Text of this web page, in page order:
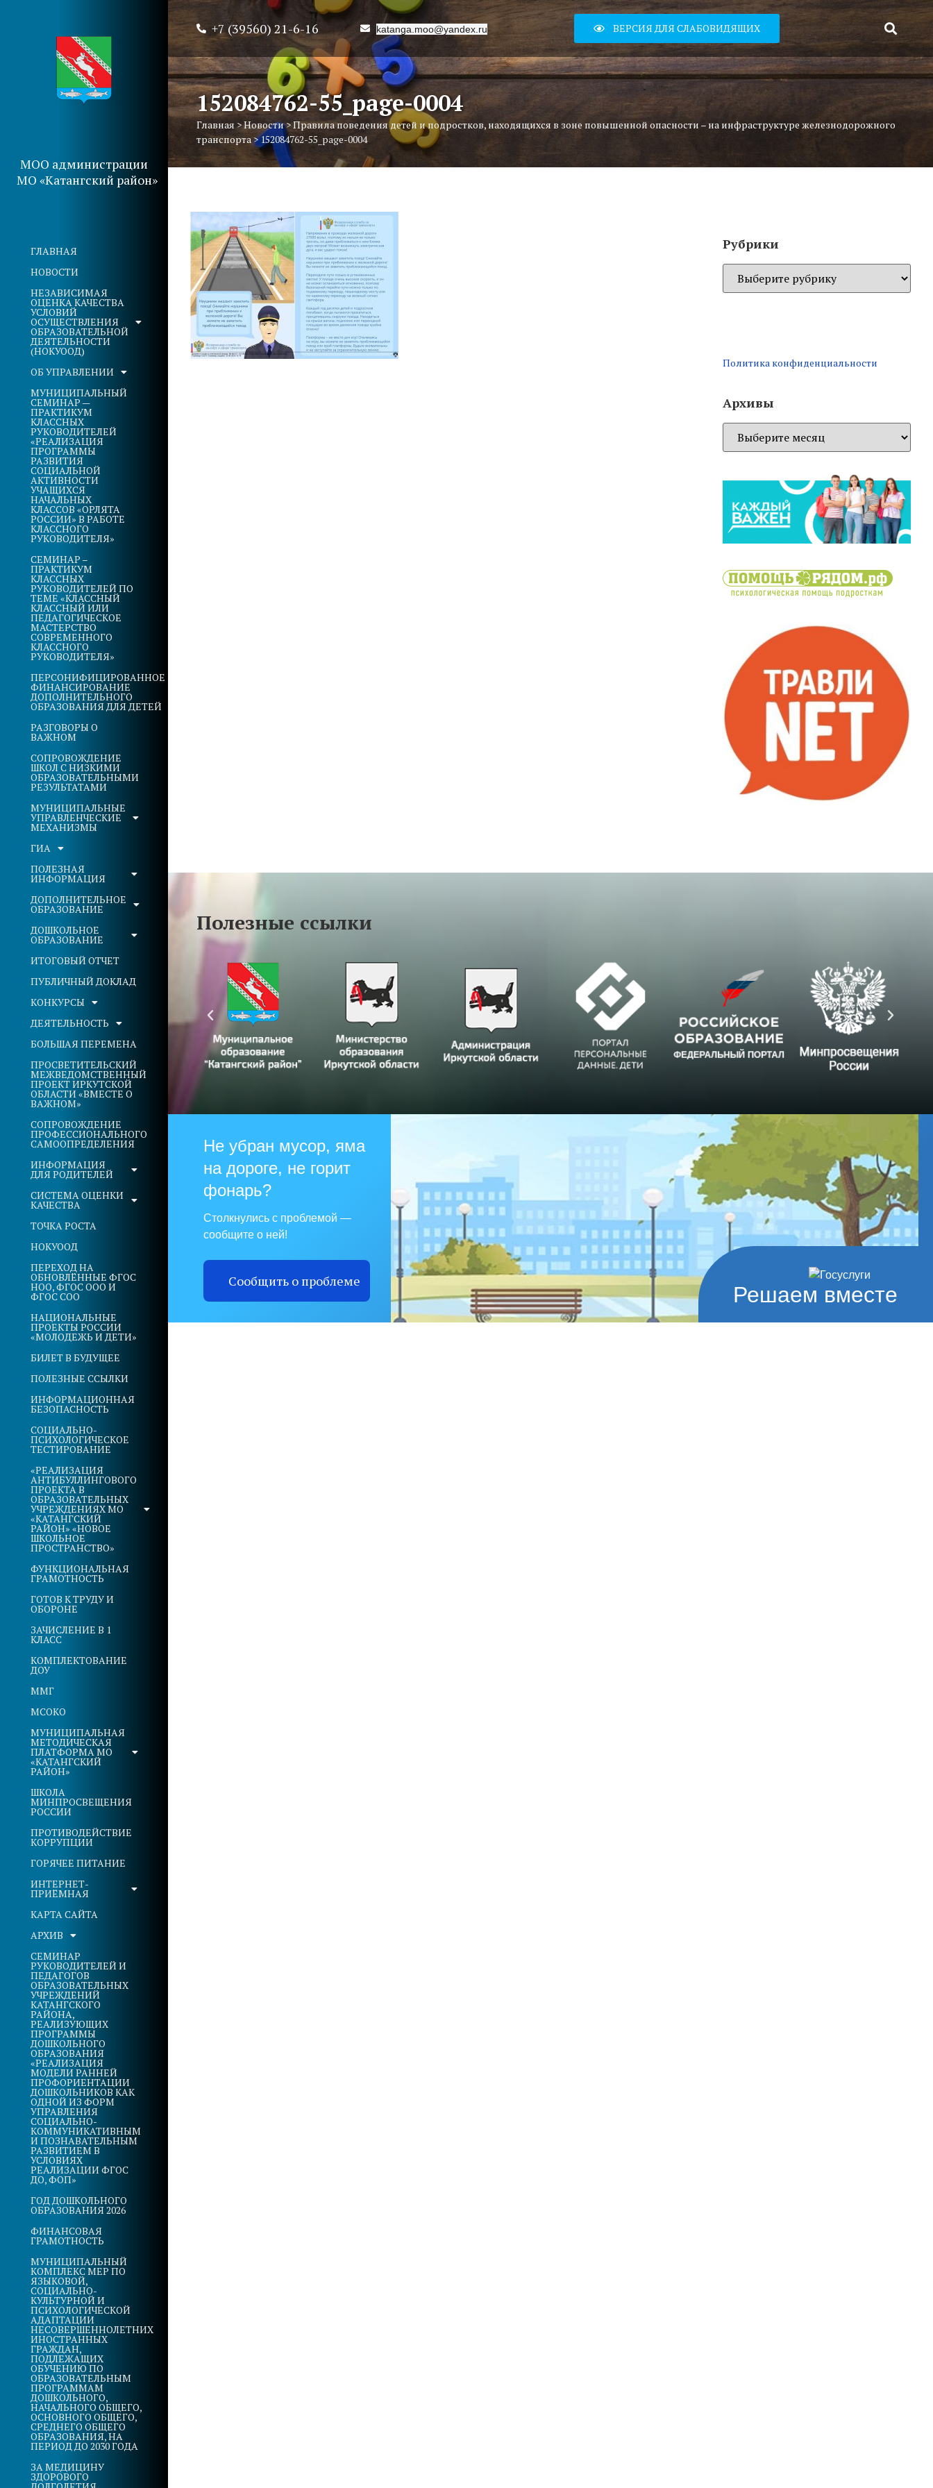
МОО администрации
МО «Катангский район»
ГЛАВНАЯ
НОВОСТИ
НЕЗАВИСИМАЯ
ОЦЕНКА КАЧЕСТВА
УСЛОВИЙ
ОСУЩЕСТВЛЕНИЯ
ОБРАЗОВАТЕЛЬНОЙ
ДЕЯТЕЛЬНОСТИ
(НОКУООД)
ОБ УПРАВЛЕНИИ
МУНИЦИПАЛЬНЫЙ
СЕМИНАР —
ПРАКТИКУМ
КЛАССНЫХ
РУКОВОДИТЕЛЕЙ
«РЕАЛИЗАЦИЯ
ПРОГРАММЫ
РАЗВИТИЯ
СОЦИАЛЬНОЙ
АКТИВНОСТИ
УЧАЩИХСЯ
НАЧАЛЬНЫХ
КЛАССОВ «ОРЛЯТА
РОССИИ» В РАБОТЕ
КЛАССНОГО
РУКОВОДИТЕЛЯ»
СЕМИНАР –
ПРАКТИКУМ
КЛАССНЫХ
РУКОВОДИТЕЛЕЙ ПО
ТЕМЕ «КЛАССНЫЙ
КЛАССНЫЙ ИЛИ
ПЕДАГОГИЧЕСКОЕ
МАСТЕРСТВО
СОВРЕМЕННОГО
КЛАССНОГО
РУКОВОДИТЕЛЯ»
ПЕРСОНИФИЦИРОВАННОЕ
ФИНАНСИРОВАНИЕ
ДОПОЛНИТЕЛЬНОГО
ОБРАЗОВАНИЯ ДЛЯ ДЕТЕЙ
РАЗГОВОРЫ О
ВАЖНОМ
СОПРОВОЖДЕНИЕ
ШКОЛ С НИЗКИМИ
ОБРАЗОВАТЕЛЬНЫМИ
РЕЗУЛЬТАТАМИ
МУНИЦИПАЛЬНЫЕ
УПРАВЛЕНЧЕСКИЕ
МЕХАНИЗМЫ
ГИА
ПОЛЕЗНАЯ
ИНФОРМАЦИЯ
ДОПОЛНИТЕЛЬНОЕ
ОБРАЗОВАНИЕ
ДОШКОЛЬНОЕ
ОБРАЗОВАНИЕ
ИТОГОВЫЙ ОТЧЕТ
ПУБЛИЧНЫЙ ДОКЛАД
КОНКУРСЫ
ДЕЯТЕЛЬНОСТЬ
БОЛЬШАЯ ПЕРЕМЕНА
ПРОСВЕТИТЕЛЬСКИЙ
МЕЖВЕДОМСТВЕННЫЙ
ПРОЕКТ ИРКУТСКОЙ
ОБЛАСТИ «ВМЕСТЕ О
ВАЖНОМ»
СОПРОВОЖДЕНИЕ
ПРОФЕССИОНАЛЬНОГО
САМООПРЕДЕЛЕНИЯ
ИНФОРМАЦИЯ
ДЛЯ РОДИТЕЛЕЙ
СИСТЕМА ОЦЕНКИ
КАЧЕСТВА
ТОЧКА РОСТА
НОКУООД
ПЕРЕХОД НА
ОБНОВЛЁННЫЕ ФГОС
НОО, ФГОС ООО И
ФГОС СОО
НАЦИОНАЛЬНЫЕ
ПРОЕКТЫ РОССИИ
«МОЛОДЕЖЬ И ДЕТИ»
БИЛЕТ В БУДУЩЕЕ
ПОЛЕЗНЫЕ ССЫЛКИ
ИНФОРМАЦИОННАЯ
БЕЗОПАСНОСТЬ
СОЦИАЛЬНО-
ПСИХОЛОГИЧЕСКОЕ
ТЕСТИРОВАНИЕ
«РЕАЛИЗАЦИЯ
АНТИБУЛЛИНГОВОГО
ПРОЕКТА В
ОБРАЗОВАТЕЛЬНЫХ
УЧРЕЖДЕНИЯХ МО
«КАТАНГСКИЙ
РАЙОН» «НОВОЕ
ШКОЛЬНОЕ
ПРОСТРАНСТВО»
ФУНКЦИОНАЛЬНАЯ
ГРАМОТНОСТЬ
ГОТОВ К ТРУДУ И
ОБОРОНЕ
ЗАЧИСЛЕНИЕ В 1
КЛАСС
КОМПЛЕКТОВАНИЕ
ДОУ
ММГ
МСОКО
МУНИЦИПАЛЬНАЯ
МЕТОДИЧЕСКАЯ
ПЛАТФОРМА МО
«КАТАНГСКИЙ
РАЙОН»
ШКОЛА
МИНПРОСВЕЩЕНИЯ
РОССИИ
ПРОТИВОДЕЙСТВИЕ
КОРРУПЦИИ
ГОРЯЧЕЕ ПИТАНИЕ
ИНТЕРНЕТ-
ПРИЁМНАЯ
КАРТА САЙТА
АРХИВ
СЕМИНАР
РУКОВОДИТЕЛЕЙ И
ПЕДАГОГОВ
ОБРАЗОВАТЕЛЬНЫХ
УЧРЕЖДЕНИЙ
КАТАНГСКОГО
РАЙОНА,
РЕАЛИЗУЮЩИХ
ПРОГРАММЫ
ДОШКОЛЬНОГО
ОБРАЗОВАНИЯ
«РЕАЛИЗАЦИЯ
МОДЕЛИ РАННЕЙ
ПРОФОРИЕНТАЦИИ
ДОШКОЛЬНИКОВ КАК
ОДНОЙ ИЗ ФОРМ
УПРАВЛЕНИЯ
СОЦИАЛЬНО-
КОММУНИКАТИВНЫМ
И ПОЗНАВАТЕЛЬНЫМ
РАЗВИТИЕМ В
УСЛОВИЯХ
РЕАЛИЗАЦИИ ФГОС
ДО, ФОП»
ГОД ДОШКОЛЬНОГО
ОБРАЗОВАНИЯ 2026
ФИНАНСОВАЯ
ГРАМОТНОСТЬ
МУНИЦИПАЛЬНЫЙ
КОМПЛЕКС МЕР ПО
ЯЗЫКОВОЙ,
СОЦИАЛЬНО-
КУЛЬТУРНОЙ И
ПСИХОЛОГИЧЕСКОЙ
АДАПТАЦИИ
НЕСОВЕРШЕННОЛЕТНИХ
ИНОСТРАННЫХ
ГРАЖДАН,
ПОДЛЕЖАЩИХ
ОБУЧЕНИЮ ПО
ОБРАЗОВАТЕЛЬНЫМ
ПРОГРАММАМ
ДОШКОЛЬНОГО,
НАЧАЛЬНОГО ОБЩЕГО,
ОСНОВНОГО ОБЩЕГО,
СРЕДНЕГО ОБЩЕГО
ОБРАЗОВАНИЯ, НА
ПЕРИОД ДО 2030 ГОДА
ЗА МЕДИЦИНУ
ЗДОРОВОГО
+7 (39560) 21-6-16 katanga.moo@yandex.ru ВЕРСИЯ ДЛЯ СЛАБОВИДЯЩИХ
152084762-55_page-0004
Главная >Новости>Правила поведения детей и подростков, находящихся в зоне повышенной опасности – на инфраструктуре железнодорожного
транспорта>152084762-55_page-0004
Рубрики
Политика конфиденциальности
Архивы
Полезные ссылки
Решаем вместе
Не убран мусор, яма
на дороге, не горит
фонарь?
Столкнулись с проблемой —
сообщите о ней!
Сообщить о проблеме